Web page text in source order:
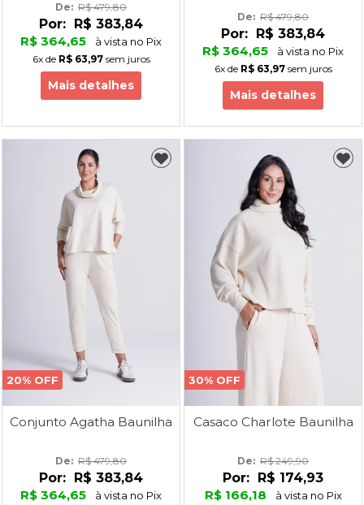
De: R$ 479,80
Por:
R$ 383,84
R$ 364,65
à vista no Pix
6xde R$ 63,97sem juros
Mais detalhes
De: R$ 479,80
Por:
R$ 383,84
R$ 364,65
à vista no Pix
6xde R$ 63,97sem juros
Mais detalhes
20% OFF
Conjunto Agatha Baunilha
De: R$ 479,80
Por: R$ 383,84
R$ 364,65
à vista no Pix
30% OFF
Casaco Charlote Baunilha
De: R$ 249,90
Por: R$ 174,93
R$ 166,18
à vista no Pix